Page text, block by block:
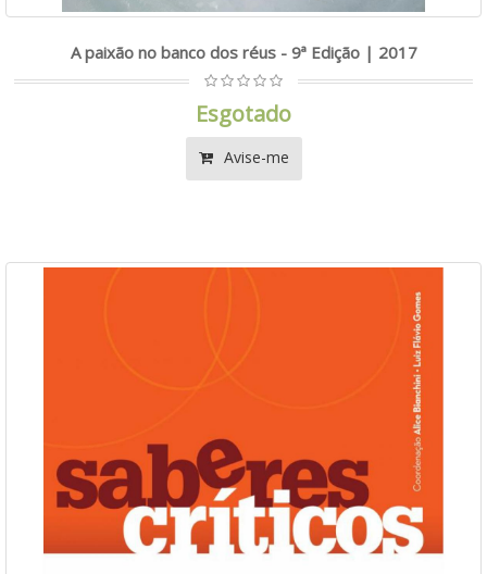
A paixão no banco dos réus - 9ª Edição | 2017
Esgotado
Avise-me